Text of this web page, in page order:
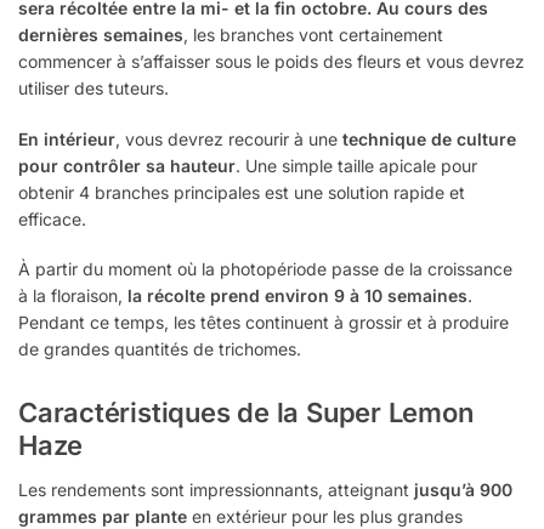
sera récoltée entre la mi- et la fin octobre. Au cours des
dernières semaines, les branches vont certainement
commencer à s’affaisser sous le poids des fleurs et vous devrez
utiliser des tuteurs.
En intérieur, vous devrez recourir à une technique de culture
pour contrôler sa hauteur. Une simple taille apicale pour
obtenir 4 branches principales est une solution rapide et
efficace.
À partir du moment où la photopériode passe de la croissance
à la floraison, la récolte prend environ 9 à 10 semaines.
Pendant ce temps, les têtes continuent à grossir et à produire
de grandes quantités de trichomes.
Caractéristiques de la Super Lemon
Haze
Les rendements sont impressionnants, atteignant jusqu’à 900
grammes par plante en extérieur pour les plus grandes